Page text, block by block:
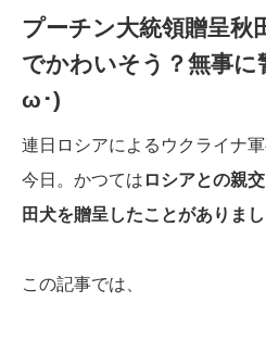
プーチン大統領贈呈秋
でかわいそう？無事に
ω･)
連日ロシアによるウクライナ
今日。かつては ロシアとの親
田犬を贈呈したことがありまし
この記事では、